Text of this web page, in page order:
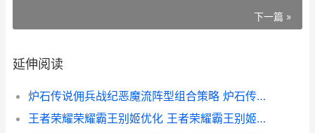
下一篇 »
延伸阅读
炉石传说佣兵战纪恶魔流阵型组合策略 炉石传说佣兵战纪有什么奖励
王者荣耀荣耀霸王别姬优化 王者荣耀霸王别姬最新消息